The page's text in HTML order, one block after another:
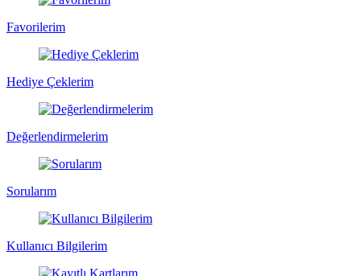
Favorilerim
Hediye Çeklerim
Değerlendirmelerim
Sorularım
Kullanıcı Bilgilerim